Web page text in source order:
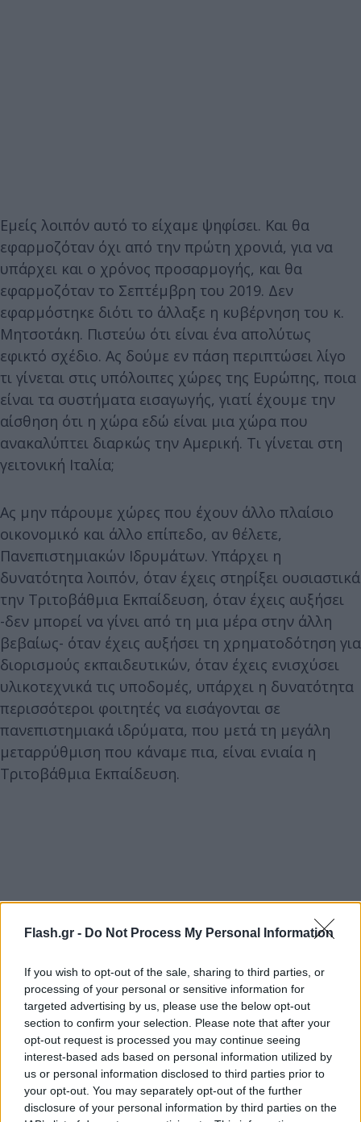
Flash.gr - Do Not Process My Personal Information
If you wish to opt-out of the sale, sharing to third parties, or
processing of your personal or sensitive information for
targeted advertising by us, please use the below opt-out
section to confirm your selection. Please note that after your
opt-out request is processed you may continue seeing
interest-based ads based on personal information utilized by
us or personal information disclosed to third parties prior to
your opt-out. You may separately opt-out of the further
disclosure of your personal information by third parties on the
Εμείς λοιπόν αυτό το είχαμε ψηφίσει. Και θα
εφαρμοζόταν όχι από την πρώτη χρονιά, για να
υπάρχει και ο χρόνος προσαρμογής, και θα
εφαρμοζόταν το Σεπτέμβρη του 2019. Δεν
εφαρμόστηκε διότι το άλλαξε η κυβέρνηση του κ.
Μητσοτάκη. Πιστεύω ότι είναι ένα απολύτως
εφικτό σχέδιο. Ας δούμε εν πάση περιπτώσει λίγο
τι γίνεται στις υπόλοιπες χώρες της Ευρώπης, ποια
είναι τα συστήματα εισαγωγής, γιατί έχουμε την
αίσθηση ότι η χώρα εδώ είναι μια χώρα που
ανακαλύπτει διαρκώς την Αμερική. Τι γίνεται στη
γειτονική Ιταλία;
Ας μην πάρουμε χώρες που έχουν άλλο πλαίσιο
οικονομικό και άλλο επίπεδο, αν θέλετε,
Πανεπιστημιακών Ιδρυμάτων. Υπάρχει η
δυνατότητα λοιπόν, όταν έχεις στηρίξει ουσιαστικά
την Τριτοβάθμια Εκπαίδευση, όταν έχεις αυξήσει
-δεν μπορεί να γίνει από τη μια μέρα στην άλλη
βεβαίως- όταν έχεις αυξήσει τη χρηματοδότηση για
διορισμούς εκπαιδευτικών, όταν έχεις ενισχύσει
υλικοτεχνικά τις υποδομές, υπάρχει η δυνατότητα
περισσότεροι φοιτητές να εισάγονται σε
πανεπιστημιακά ιδρύματα, που μετά τη μεγάλη
μεταρρύθμιση που κάναμε πια, είναι ενιαία η
Τριτοβάθμια Εκπαίδευση.